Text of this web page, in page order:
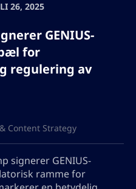
26, 2025
GENIUS-
for
regulering av
Content Strategy
signerer GENIUS-
ramme for